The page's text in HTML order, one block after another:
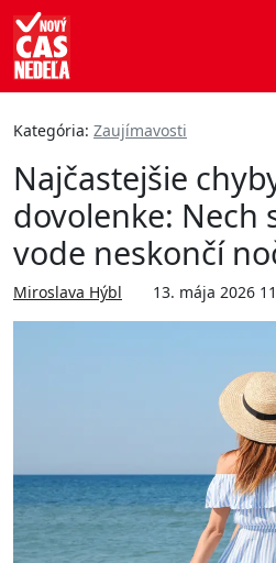
Kategória: Zaujímavosti
Najčastejšie
dovolenke: Nech
vode neskončí
Miroslava Hýbl 13. mája 2026